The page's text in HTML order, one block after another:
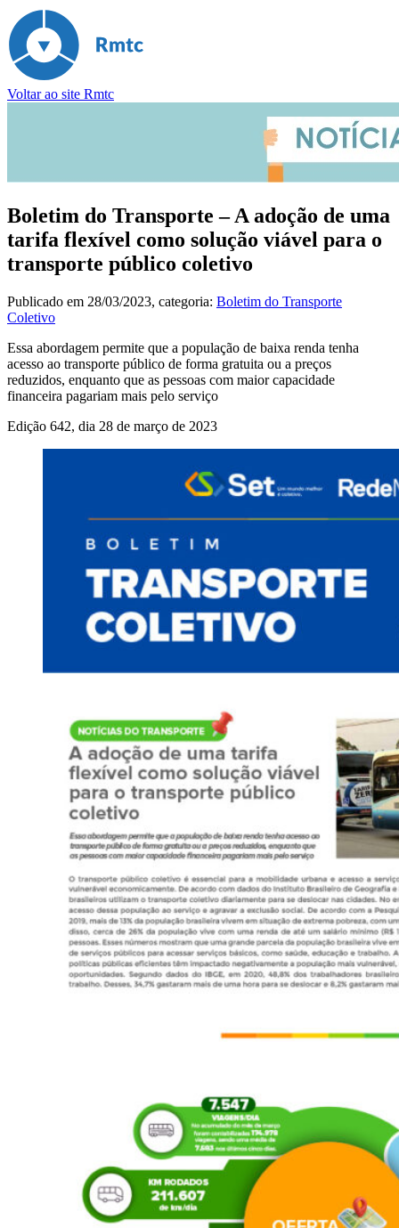
Voltar ao site Rmtc
Boletim do Transporte – A adoção de uma
tarifa flexível como solução viável para o
transporte público coletivo
Publicado em 28/03/2023, categoria: Boletim do Transporte
Coletivo
Essa abordagem permite que a população de baixa renda tenha
acesso ao transporte público de forma gratuita ou a preços
reduzidos, enquanto que as pessoas com maior capacidade
financeira pagariam mais pelo serviço
Edição 642, dia 28 de março de 2023